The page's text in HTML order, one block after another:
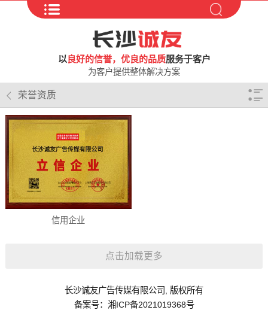
以良好的信誉，优良的品质服务于客户
为客户提供整体解决方案
荣誉资质
信用企业
点击加载更多
长沙诚友广告传媒有限公司, 版权所有
备案号： 湘ICP备2021019368号